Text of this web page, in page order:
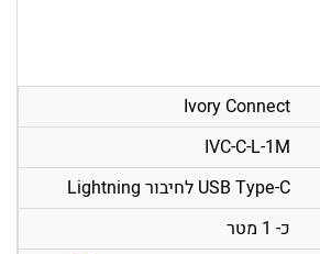
Ivory Connect
IVC-C-L-1M
USB Type-C לחיבור Lightning
כ- 1 מטר